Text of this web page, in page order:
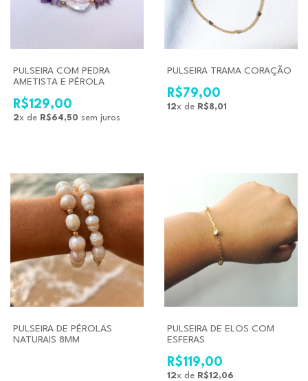
PULSEIRA COM PEDRA
AMETISTA E PÉROLA
R$129,00
2x de R$64,50 sem juros
PULSEIRA TRAMA CORAÇÃO
R$79,00
12x de R$8,01
PULSEIRA DE PÉROLAS
NATURAIS 8MM
PULSEIRA DE ELOS COM
ESFERAS
R$119,00
12x de R$12,06